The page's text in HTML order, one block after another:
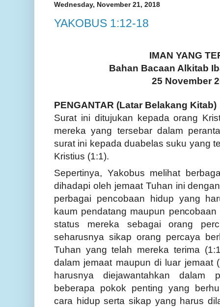
Wednesday, November 21, 2018
YAKOBUS 1:12-18
IMAN YANG
Bahan Bacaan Alkitab
25 November
PENGANTAR (Latar Belakang Kitab)
Surat ini ditujukan kepada orang
mereka yang tersebar dalam
surat ini kepada duabelas suku yang
Kristius (1:1).
Sepertinya, Yakobus melihat
dihadapi oleh jemaat Tuhan ini
perbagai pencobaan hidup yang
kaum pendatang maupun
status mereka sebagai orang
seharusnya sikap orang percaya
Tuhan yang telah mereka terima
dalam jemaat maupun di luar jemaat
harusnya diejawantahkan dalam
beberapa pokok penting yang
cara hidup serta sikap yang harus